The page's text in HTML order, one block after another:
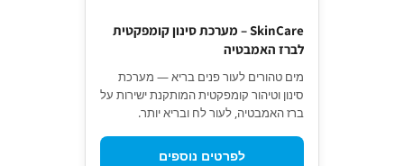
SkinCare – מערכת סינון קומפקטית
לברז האמבטיה
מים טהורים לעור פנים בריא — מערכת
סינון וטיהור קומפקטית המותקנת ישירות על
ברז האמבטיה, לעור לח ובריא יותר.
לפרטים נוספים